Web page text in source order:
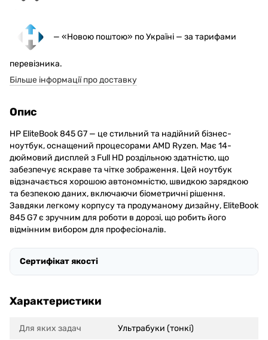
— «Новою поштою» по Україні — за тарифами
перевізника.
Більше інформації про доставку
Опис
HP EliteBook 845 G7 — це стильний та надійний бізнес-
ноутбук, оснащений процесорами AMD Ryzen. Має 14-
дюймовий дисплей з Full HD роздільною здатністю, що
забезпечує яскраве та чітке зображення. Цей ноутбук
відзначається хорошою автономністю, швидкою зарядкою
та безпекою даних, включаючи біометричні рішення.
Завдяки легкому корпусу та продуманому дизайну, EliteBook
845 G7 є зручним для роботи в дорозі, що робить його
відмінним вибором для професіоналів.
Сертифікат якості
Характеристики
Для яких задач Ультрабуки (тонкі)